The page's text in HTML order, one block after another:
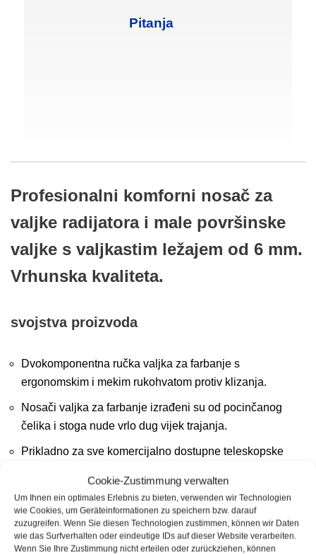
Cookie-Zustimmung verwalten
Um Ihnen ein optimales Erlebnis zu bieten, verwenden wir Technologien
wie Cookies, um Geräteinformationen zu speichern bzw. darauf
zuzugreifen. Wenn Sie diesen Technologien zustimmen, können wir Daten
wie das Surfverhalten oder eindeutige IDs auf dieser Website verarbeiten.
Wenn Sie Ihre Zustimmung nicht erteilen oder zurückziehen, können
Pitanja
Profesionalni komforni nosač za
valjke radijatora i male površinske
valjke s valjkastim ležajem od 6 mm.
Vrhunska kvaliteta.
svojstva proizvoda
Dvokomponentna ručka valjka za farbanje s
ergonomskim i mekim rukohvatom protiv klizanja.
Nosači valjka za farbanje izrađeni su od pocinčanog
čelika i stoga nude vrlo dug vijek trajanja.
Prikladno za sve komercijalno dostupne teleskopske
Nosač valjka za farbanje za valjke s valjkom promjera 6
mm.
Duljina 29 cm